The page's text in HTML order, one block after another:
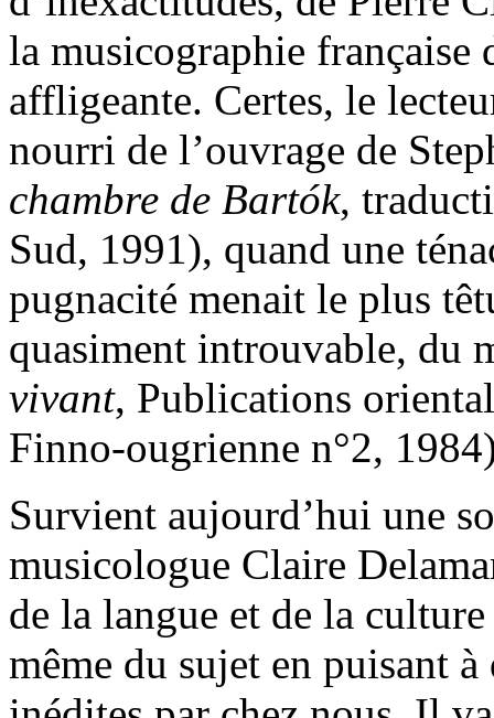
la musicographie française
affligeante. Certes, le
nourri de l’ouvrage de
chambre de Bartók,
Sud, 1991), quand une
pugnacité menait le plus
quasiment introuvable, du
vivant, Publications
Finno-ougrienne n°2,
Survient aujourd’hui une
musicologue Claire
de la langue et de la
même du sujet en puisant à